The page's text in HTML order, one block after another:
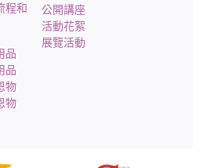
程和
品
品
物
物
公開講座
活動花絮
展覽活動